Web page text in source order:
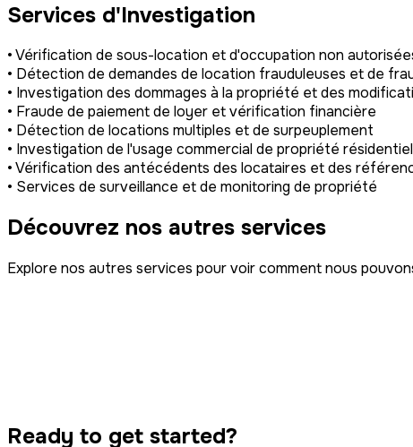
Services d'Investigation
• Vérification de sous-location et d'occupation non
• Détection de demandes de location frauduleuses et de
• Investigation des dommages à la propriété et des
• Fraude de paiement de loyer et vérification financière
• Détection de locations multiples et de surpeuplement
• Investigation de l'usage commercial de propriété
• Vérification des antécédents des locataires et des
• Services de surveillance et de monitoring de propriété
Découvrez nos autres services
Explore nos autres services pour voir comment nous
Action Collective
Ready to get started?